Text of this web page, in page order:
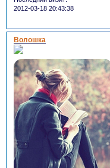
2012-03-18 20:43:38
Волошка